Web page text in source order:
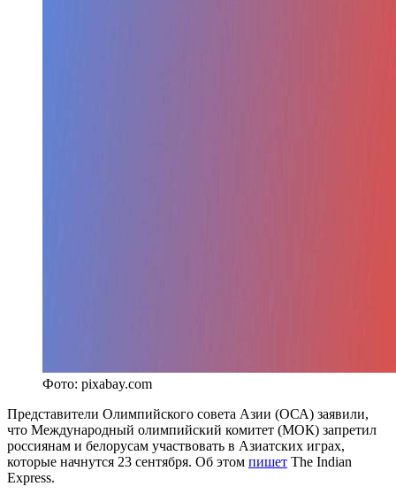
Фото: pixabay.com
Представители Олимпийского совета Азии (ОСА) заявили,
что Международный олимпийский комитет (МОК) запретил
россиянам и белорусам участвовать в Азиатских играх,
которые начнутся 23 сентября. Об этом пишет The Indian
Express.